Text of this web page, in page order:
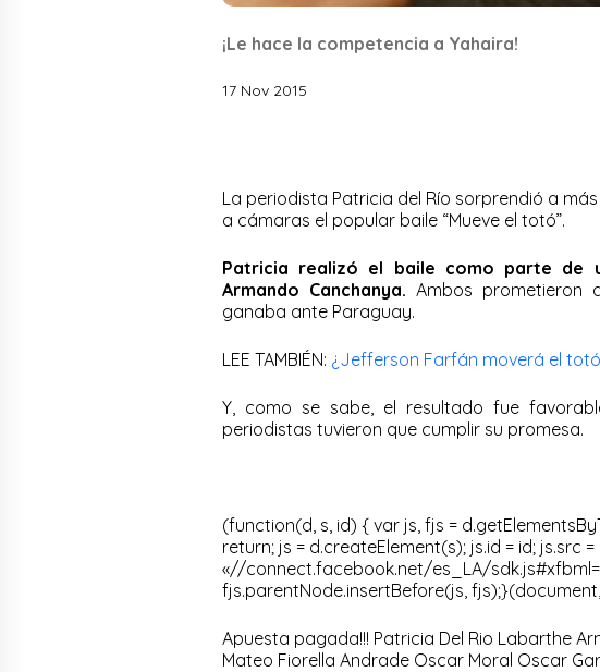
¡Le hace la competencia a Yahaira!
17 Nov 2015
La periodista Patricia del Río sorprendió a
a cámaras el popular baile “Mueve el totó”.
Patricia realizó el baile como parte de
Armando Canchanya. Ambos prometieron
ganaba ante Paraguay.
LEE TAMBIÉN: ¿Jefferson Farfán moverá el totó
Y, como se sabe, el resultado fue
periodistas tuvieron que cumplir su promesa.
(function(d, s, id) { var js, fjs =
return; js = d.createElement(s); js.id = id; js.src =
«//connect.facebook.net/es_LA/
fjs.parentNode.insertBefore(js, fjs);}(document,
Apuesta pagada!!! Patricia Del Rio Labarthe
Mateo Fiorella Andrade Oscar Moral Oscar